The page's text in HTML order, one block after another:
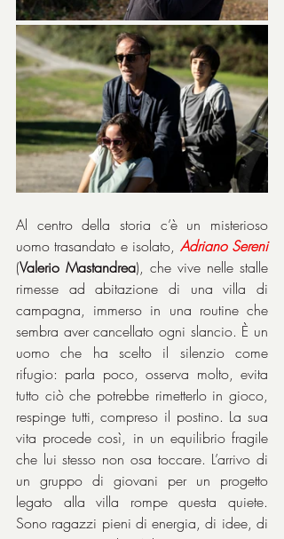
Al centro della storia c’è un misterioso
uomo trasandato e isolato, Adriano Sereni
(Valerio Mastandrea), che vive nelle stalle
rimesse ad abitazione di una villa di
campagna, immerso in una routine che
sembra aver cancellato ogni slancio. È un
uomo che ha scelto il silenzio come
rifugio: parla poco, osserva molto, evita
tutto ciò che potrebbe rimetterlo in gioco,
respinge tutti, compreso il postino. La sua
vita procede così, in un equilibrio fragile
che lui stesso non osa toccare. L’arrivo di
un gruppo di giovani per un progetto
legato alla villa rompe questa quiete.
Sono ragazzi pieni di energia, di idee, di